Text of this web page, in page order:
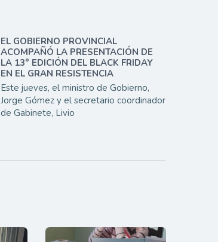
EL GOBIERNO PROVINCIAL
ACOMPAÑÓ LA PRESENTACIÓN DE
LA 13° EDICIÓN DEL BLACK FRIDAY
EN EL GRAN RESISTENCIA
Este jueves, el ministro de Gobierno,
Jorge Gómez y el secretario coordinador
de Gabinete, Livio